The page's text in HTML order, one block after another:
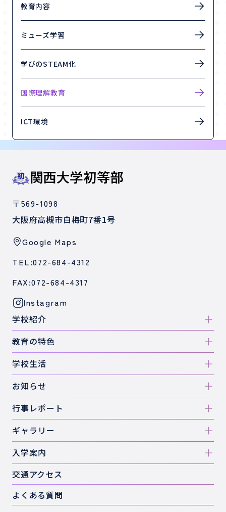
教育内容
ミューズ学習
学びのSTEAM化
国際理解教育
ICT環境
〒569-1098
大阪府高槻市白梅町7番1号
Google Maps
TEL:072-684-4312
FAX:072-684-4317
Instagram
学校紹介
教育の特色
学校生活
お知らせ
行事レポート
ギャラリー
入学案内
交通アクセス
よくある質問